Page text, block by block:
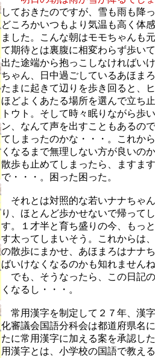
しておきたのですが、雪も雨も降
どころかいつもより気温も高く体
ました。こんな朝はモモちゃんも
て期待とは裏腹に相変わらず歩い
出た途端から抱っこしなければい
ちゃん、日中過ごしているあほま
たまに起きて辺りを歩き回ると、
ほどよくあたる場所を選んで立ち
トウト。そして時々眠りながら歩
ン、なんて声を出すこともあるの
てしまったのかな・・・。これか
くなるまで無理しない方が良いの
散歩も止めてしまったら、ますま
で・・・。困った困った。
それとは対照的な若いナナちゃ
り、ほとんど歩かせないで帰って
す。１才半と育ち盛りの今、もっ
す太ってしまいそう。これからは
の散歩にまかせ、あほまろはナナ
ばいけなくなるのかも知れませんね
でも、そうなったら、この日記
くなるし・・・。
常用漢字を制定して２７年、漢
化審議会国語分科会は都道府県名
たに常用漢字に加える案を承認し
用漢字とは、小学校の国語で教え